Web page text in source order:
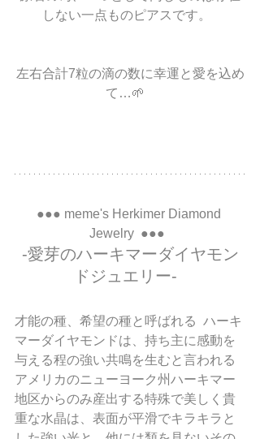
しない一点ものピアスです。
左右合計7粒の滴の数に幸運と愛を込め
て…🌱
●●● meme's Herkimer Diamond
Jewelry  ●●●
-愛芽のハーキマーダイヤモン
ドジュエリー-
才能の種、希望の種と呼ばれる  ハーキ
マーダイヤモンドは、持ち主に感動を
与える程の強い共鳴を生むと言われる
アメリカのニューヨーク州ハーキマー
地区からのみ産出する特殊で美しく貴
重な水晶は、表面が平滑でキラキラと